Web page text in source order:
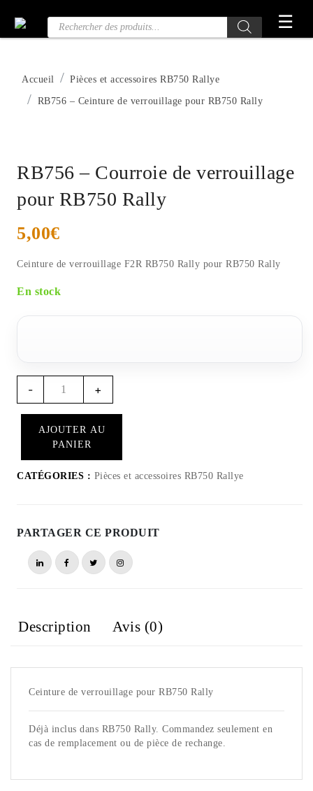
contenu
Recherche
☰
Accueil Pièces et accessoires RB750 Rallye
RB756 – Ceinture de verrouillage pour RB750 Rally
RB756 – Courroie de verrouillage
pour RB750 Rally
5,00€
Ceinture de verrouillage F2R RB750 Rally pour RB750 Rally
En stock
-
Ceinture
+
AJOUTER AU
PANIER
CATÉGORIES : Pièces et accessoires RB750 Rallye
PARTAGER CE PRODUIT
Description Avis (0)
Ceinture de verrouillage pour RB750 Rally
Déjà inclus dans RB750 Rally. Commandez seulement en
cas de remplacement ou de pièce de rechange.